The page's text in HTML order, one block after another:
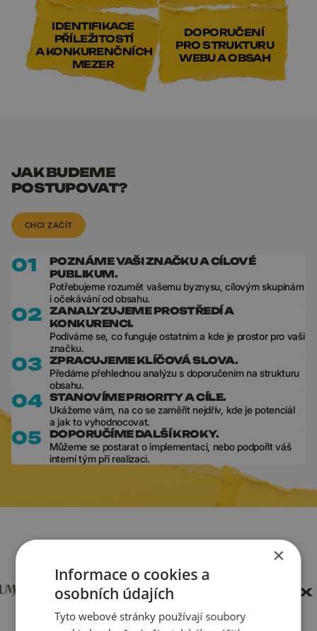
IDENTIFIKACE
PŘÍLEŽITOSTÍ
A KONKURENČNÍCH
MEZER
DOPORUČENÍ
PRO STRUKTURU
WEBU A OBSAH
JAK BUDEME
POSTUPOVAT?
CHCI ZAČÍT
01
POZNÁME VAŠI ZNAČKU A CÍLOVÉ
PUBLIKUM.
Potřebujeme rozumět vašemu byznysu, cílovým skupinám
i očekávání od obsahu.
02
ZANALYZUJEME PROSTŘEDÍ A
KONKURENCI.
Podíváme se, co funguje ostatním a kde je prostor pro vaši
značku.
03
ZPRACUJEME KLÍČOVÁ SLOVA.
Předáme přehlednou analýzu s doporučením na strukturu
obsahu.
04 STANOVÍME PRIORITY A CÍLE.
Ukážeme vám, na co se zaměřit nejdřív, kde je potenciál
a jak to vyhodnocovat.
05
DOPORUČÍME DALŠÍ KROKY.
Můžeme se postarat o implementaci, nebo podpořit váš
interní tým při realizaci.
×
Informace o cookies a
osobních údajích
Tyto webové stránky používají soubory